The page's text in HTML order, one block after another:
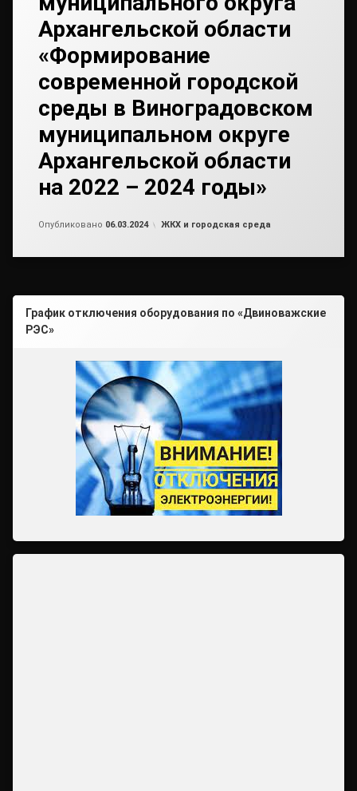
Архангельской области
«Формирование
современной городской
среды в Виноградовском
муниципальном округе
Архангельской области
на 2022 – 2024 годы»
Опубликовано 06.03.2024 Рубрики:
ЖКХ и городская среда
График отключения оборудования по «Двиноважские
РЭС»